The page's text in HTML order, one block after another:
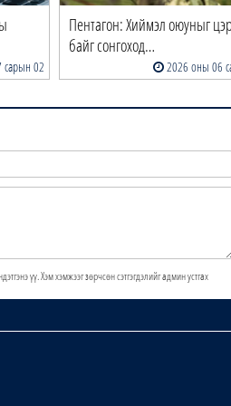
02
Пентагон: Хиймэл оюуныг
байг сонгоход…
2026 оны 06
үү. Хэм хэмжээг зөрчсөн сэтгэгдэлийг админ устгах